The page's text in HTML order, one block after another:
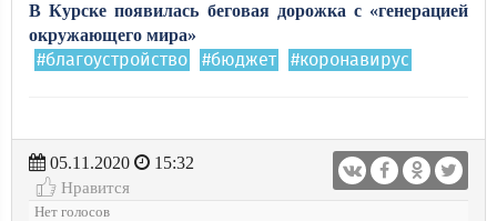
В Курске появилась беговая дорожка с «генерацией
окружающего мира»
#благоустройство #бюджет #коронавирус
05.11.2020
15:32
Нравится
Нет голосов